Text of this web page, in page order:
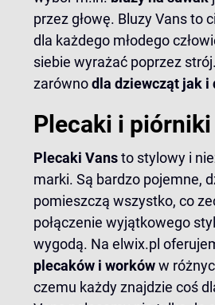
przez głowę. Bluzy Vans to
dla każdego młodego
siebie wyrażać poprzez
zarównodla dziewcząt jak i
Plecaki i piórniki
Plecaki Vansto stylowy i
marki. Są bardzo pojemne,
pomieszczą wszystko, co
połączenie wyjątkowego
wygodą. Na elwix.pl
plecaków i workóww
czemu każdy znajdzie coś